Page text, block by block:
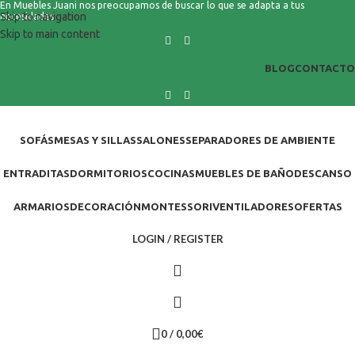
Skip to navigation
Skip to main content
En Muebles Juani nos preocupamos de buscar lo que se adapta a tus
necesidades
BLOGCONTACTO
SOFÁSMESAS Y SILLASSALONESSEPARADORES DE AMBIENTE
ENTRADITASDORMITORIOSCOCINASMUEBLES DE BAÑODESCANSO
ARMARIOSDECORACIÓNMONTESSORIVENTILADORESOFERTAS
LOGIN / REGISTER
0/ 0,00€